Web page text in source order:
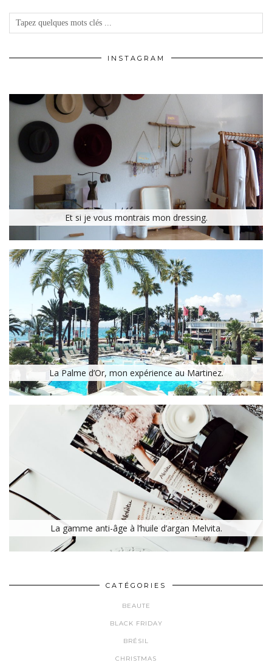
INSTAGRAM
Et si je vous montrais mon dressing.
La Palme d’Or, mon expérience au Martinez.
La gamme anti-âge à l’huile d’argan Melvita.
CATÉGORIES
BEAUTE
BLACK FRIDAY
BRÉSIL
CHRISTMAS